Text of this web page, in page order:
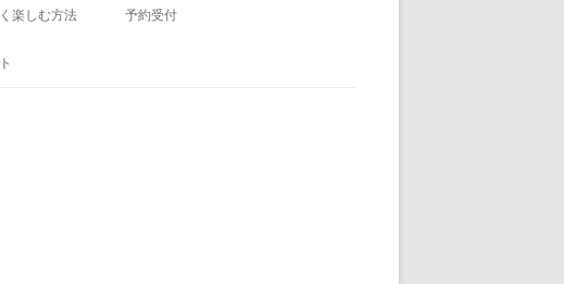
楽しむ方法 予約受付